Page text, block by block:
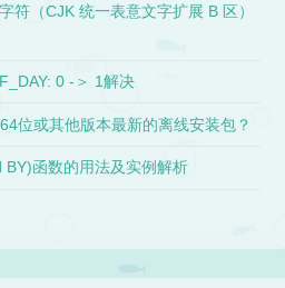
符（CJK 统一表意文字扩展 B 区）
0 -＞ 1解决
位或其他版本最新的离线安装包？
函数的用法及实例解析